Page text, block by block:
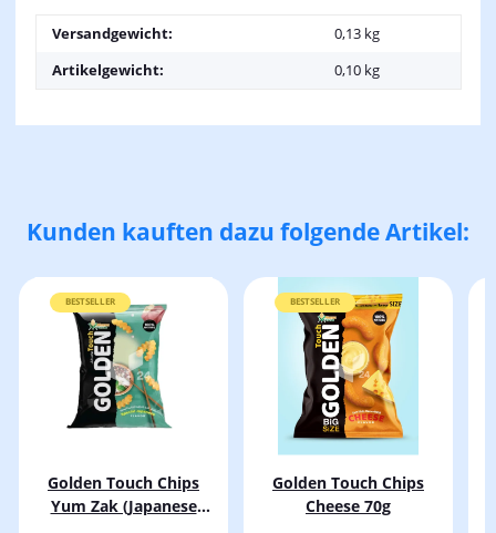
Versandgewicht:
0,13 kg
Artikelgewicht:
0,10 kg
Kunden kauften dazu folgende Artikel:
BESTSELLER
Golden Touch Chips
Yum Zak (Japanese
BESTSELLER
Golden Touch Chips
Cheese 70g